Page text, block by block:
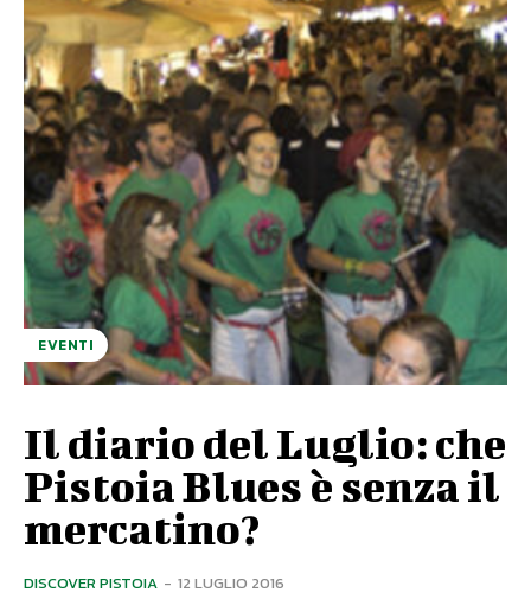
EVENTI
Il diario del Luglio: che
Pistoia Blues è senza il
mercatino?
DISCOVER PISTOIA - 12 LUGLIO 2016